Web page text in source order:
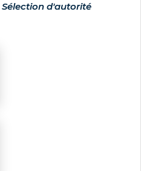
Sélection d'autorité